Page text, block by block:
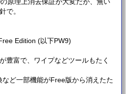
で。
Edition (以下PW9)
豊富で、ワイプなどツールもたく
ど一部機能がFree版から消えたた